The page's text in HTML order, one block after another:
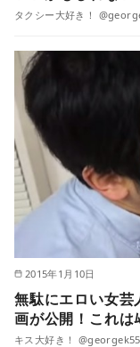
タクシー大好き！
2015年1月10日
無駄にエロい女
画が公開！これは
キス大好き！